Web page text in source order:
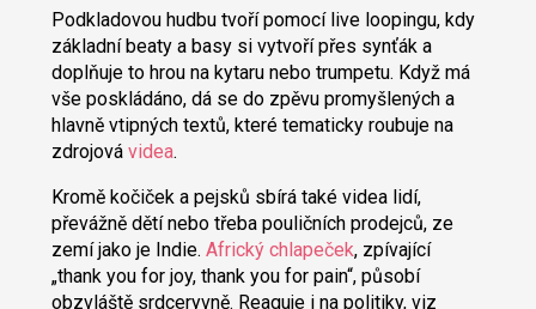
Podkladovou hudbu tvoří pomocí live loopingu, kdy
základní beaty a basy si vytvoří přes synťák a
doplňuje to hrou na kytaru nebo trumpetu. Když má
vše poskládáno, dá se do zpěvu promyšlených a
hlavně vtipných textů, které tematicky roubuje na
zdrojová videa.
Kromě kočiček a pejsků sbírá také videa lidí,
převážně dětí nebo třeba pouličních prodejců, ze
zemí jako je Indie. Africký chlapeček, zpívající
„thank you for joy, thank you for pain“, působí
obzvláště srdceryvně. Reaguje i na politiky, viz